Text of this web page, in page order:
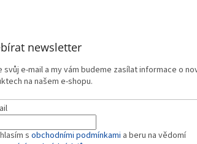
newsletter
svůj e-mail a my vám budeme zasílat informace o
na našem e-shopu.
sobchodními podmínkami a beru na vědomí